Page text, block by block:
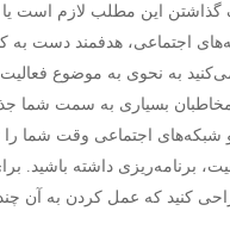
گذاشتن این مطلب لازم است یا
اجتماعی، هدفمند دست به
به نحوی به موضوع
مخاطبان بسیاری به سمت شما
شبکه‌های اجتماعی وقت شما را
برنامه‌ریزی داشته باشید.
کنید که عمل کردن به آن